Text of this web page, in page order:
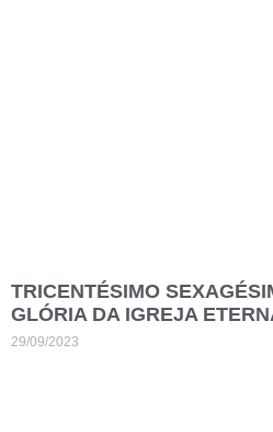
TRICENTÉSIMO
GLÓRIA DA IGREJA
29/09/2023